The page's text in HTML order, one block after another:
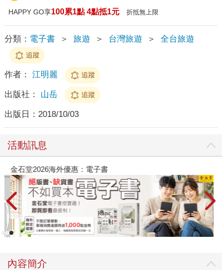
HAPPY GO享100累1點 4點抵1元 折抵無上限
分類： 電子書 ＞ 旅遊 ＞ 台灣旅遊 ＞ 全台旅遊
追蹤
作者： 江明麗 追蹤
出版社： 山岳 追蹤
出版日： 2018/10/03
活動訊息
金石堂2026海外優惠：電子書
內容簡介